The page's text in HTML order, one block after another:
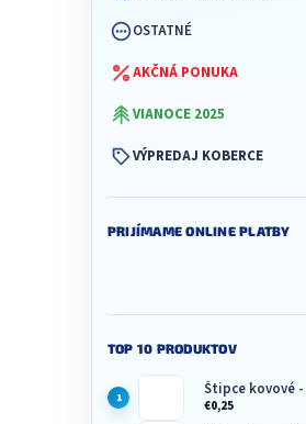
OSTATNÉ
AKČNÁ PONUKA
VIANOCE 2025
VÝPREDAJ KOBERCE
PRIJÍMAME ONLINE PLATBY
TOP 10 PRODUKTOV
Štipce kovové
€0,25